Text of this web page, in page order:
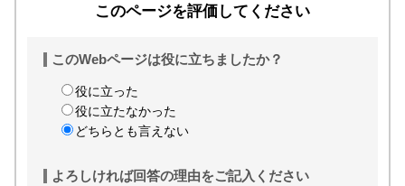
このページを評価してください
このWebページは役に立ちましたか？
役に立った
役に立たなかった
どちらとも言えない
よろしければ回答の理由をご記入ください